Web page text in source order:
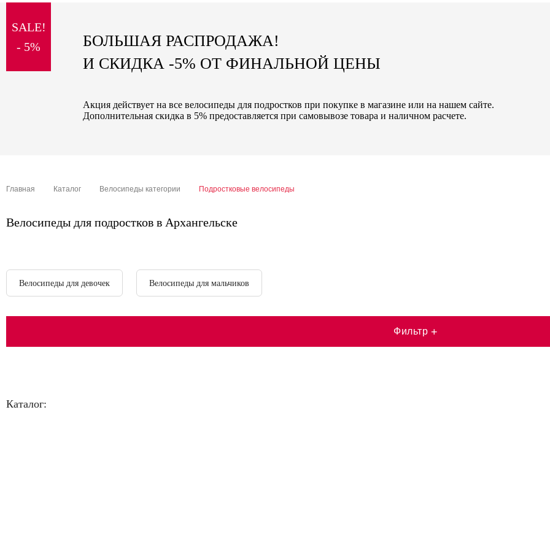
special price
SALE!
- 5%
БОЛЬШАЯ РАСПРОДАЖА!
И СКИДКА -5% ОТ ФИНАЛЬНОЙ ЦЕНЫ
Акция действует на все велосипеды для подростков при покупке в магазине или на нашем сайте.
Дополнительная скидка в 5% предоставляется при самовывозе товара и наличном расчете.
Главная Каталог Велосипеды категории Подростковые велосипеды
Велосипеды для подростков в Архангельске
Велосипеды для девочек Велосипеды для мальчиков
Фильтр +
Каталог: